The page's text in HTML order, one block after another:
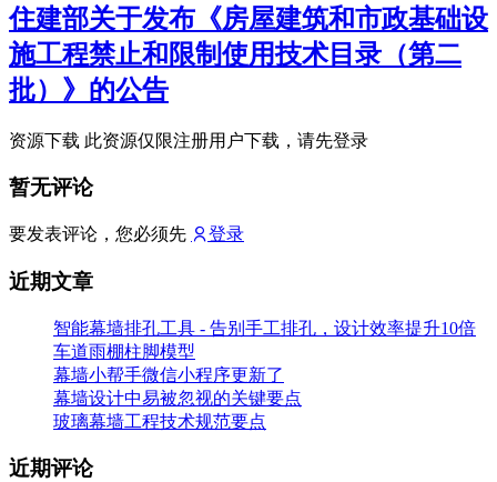
住建部关于发布《房屋建筑和市政基础设
施工程禁止和限制使用技术目录（第二
批）》的公告
资源下载 此资源仅限注册用户下载，请先登录
暂无评论
要发表评论，您必须先 登录
近期文章
智能幕墙排孔工具 - 告别手工排孔，设计效率提升10倍
车道雨棚柱脚模型
幕墙小帮手微信小程序更新了
幕墙设计中易被忽视的关键要点
玻璃幕墙工程技术规范要点
近期评论